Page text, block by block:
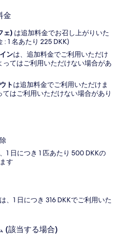
金
ェ) は追加料金でお召し上がりいた
: 1 名あたり 225 DKK)
ンは、追加料金でご利用いただけ
ってはご利用いただけない場合があ
トは追加料金でご利用いただけま
てはご利用いただけない場合があり
1 日につき 1 匹あたり 500 DKKの
す
、1 日につき 316 DKKでご利用いた
(該当する場合)